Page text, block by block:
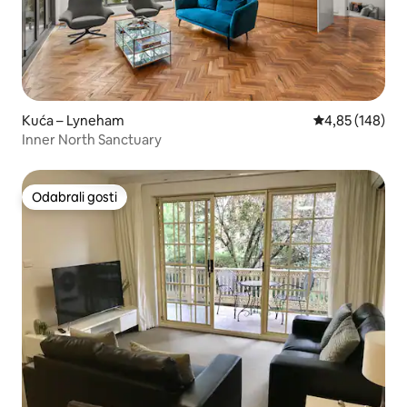
Kuća – Lyneham Prosječna
4,85 (148)
Inner North Sanctuary
Odabrali gosti
Odabrali gosti